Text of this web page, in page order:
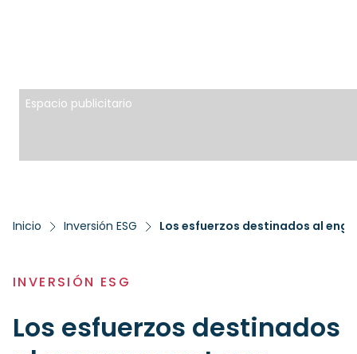
Espacio publicitario
Inicio Inversión ESG Los esfuerzos destinados al
INVERSIÓN ESG
Los esfuerzos destinados